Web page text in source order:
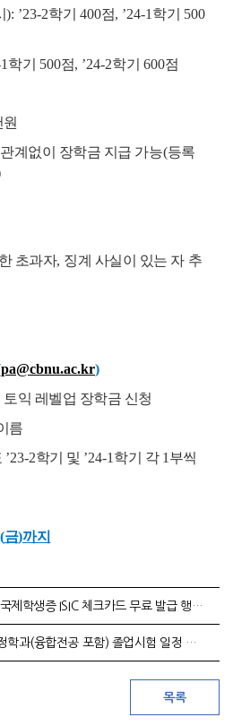
): ’23-2학기 400점, ’24-1 학기 500
학기 500점, ’24-2학기 600점
원
계없이 장학금 지급 가능(등록
초과자, 징계 사실이 있는 자 추
pa@cbnu.ac.kr)
토익 레벨업 장학금 신청
름
’23-2학기 및 ’24-1 학기 각 1 부씩
금)까지
학생증 ISIC 체크카드 무료 발급 행사 안내
과(융합전공 포함) 졸업시험 일정 안내